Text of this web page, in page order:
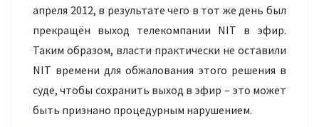
апреля 2012, в результате чего в тот же день был
прекращён выход телекомпании NIT в эфир.
Таким образом, власти практически не оставили
NIT времени для обжалования этого решения в
суде, чтобы сохранить выход в эфир – это может
быть признано процедурным нарушением.